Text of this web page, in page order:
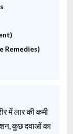
Remedies)
में लार की कमी
कुछ दवाओं का